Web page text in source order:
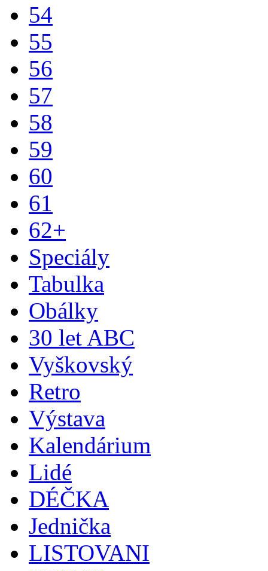
54
55
56
57
58
59
60
61
62+
Speciály
Tabulka
Obálky
30 let ABC
Vyškovský
Retro
Výstava
Kalendárium
Lidé
DÉČKA
Jednička
LISTOVANI